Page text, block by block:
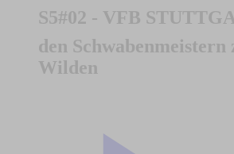
S5#02 - VFB
den Schwabenmeistern
Wilden